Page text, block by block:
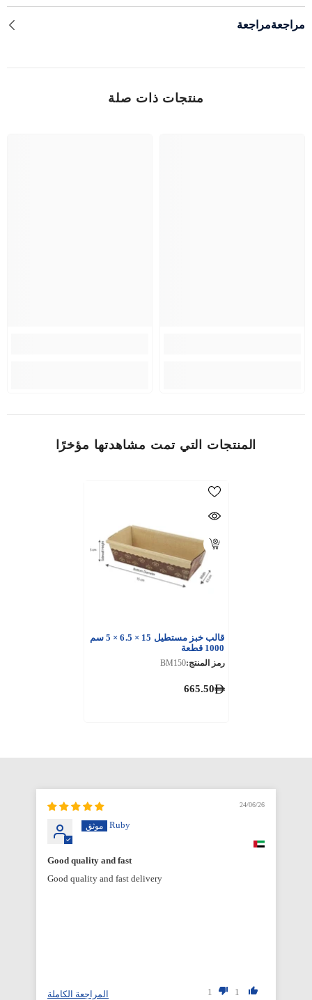
مراجعةمراجعة
منتجات ذات صلة
المنتجات التي تمت مشاهدتها مؤخرًا
قالب خبز مستطيل 15 × 6.5 × 5 سم
1000 قطعة
رمز المنتج:BM150
665.50
24/06/26
Ruby
Good quality and fast
Good quality and fast delivery
1
1 المراجعة الكاملة